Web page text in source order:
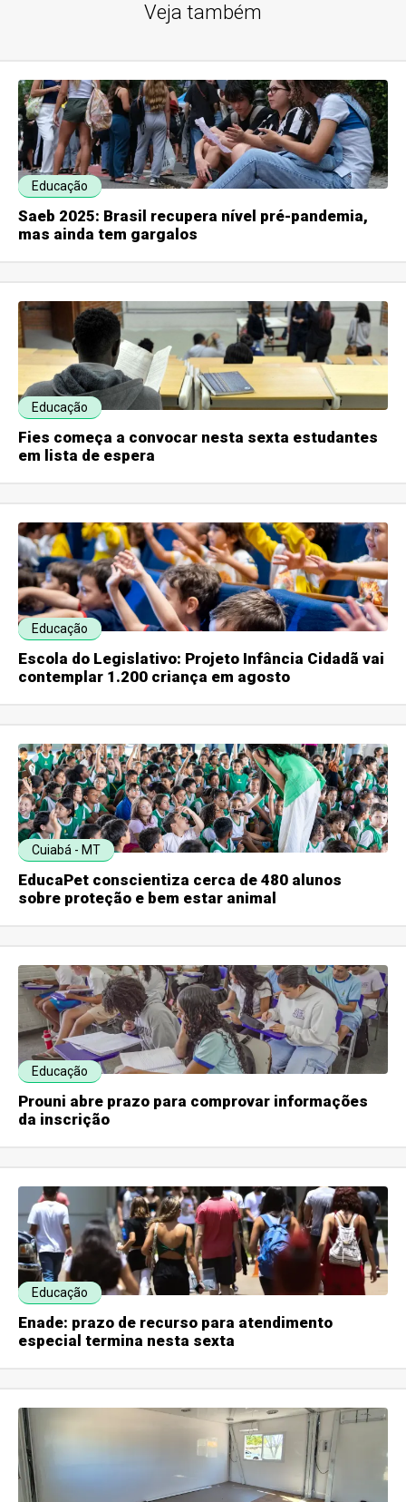
Veja também
Educação
Saeb 2025: Brasil recupera nível pré-pandemia,
mas ainda tem gargalos
Educação
Fies começa a convocar nesta sexta estudantes
em lista de espera
Educação
Escola do Legislativo: Projeto Infância Cidadã vai
contemplar 1.200 criança em agosto
Cuiabá - MT
EducaPet conscientiza cerca de 480 alunos
sobre proteção e bem estar animal
Educação
Prouni abre prazo para comprovar informações
da inscrição
Educação
Enade: prazo de recurso para atendimento
especial termina nesta sexta